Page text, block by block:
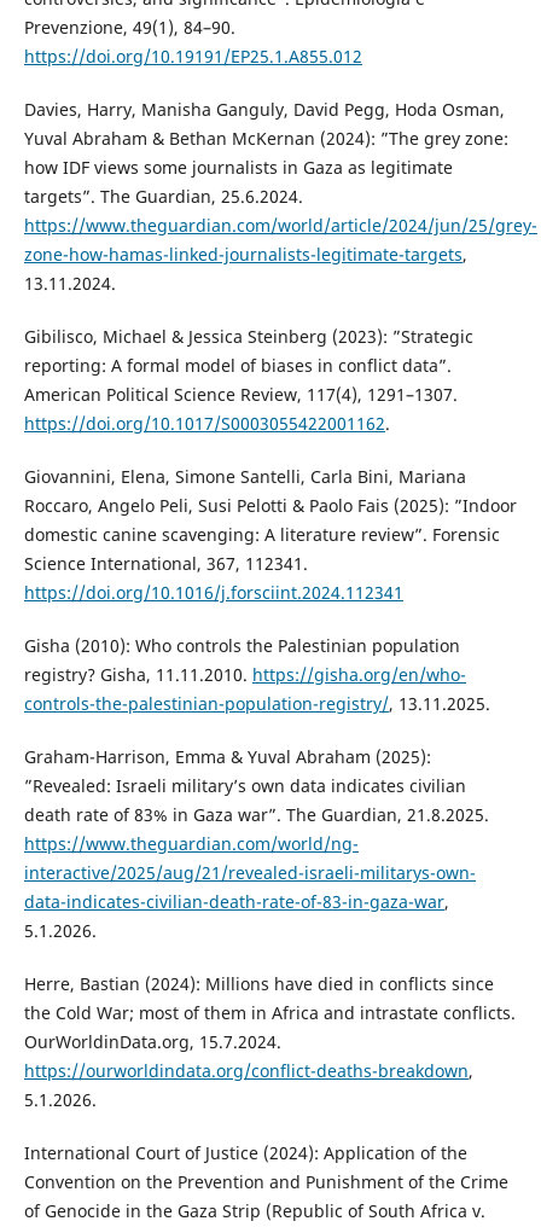
Prevenzione, 49(1), 84–90.
https://doi.org/10.19191/EP25.1.A855.012
Davies, Harry, Manisha Ganguly, David Pegg, Hoda Osman,
Yuval Abraham & Bethan McKernan (2024): ”The grey zone:
how IDF views some journalists in Gaza as legitimate
targets”. The Guardian, 25.6.2024.
https://www.theguardian.com/world/article/2024/jun/25/grey-
zone-how-hamas-linked-journalists-legitimate-targets,
13.11.2024.
Gibilisco, Michael & Jessica Steinberg (2023): ”Strategic
reporting: A formal model of biases in conflict data”.
American Political Science Review, 117(4), 1291–1307.
https://doi.org/10.1017/S0003055422001162.
Giovannini, Elena, Simone Santelli, Carla Bini, Mariana
Roccaro, Angelo Peli, Susi Pelotti & Paolo Fais (2025): ”Indoor
domestic canine scavenging: A literature review”. Forensic
Science International, 367, 112341.
https://doi.org/10.1016/j.forsciint.2024.112341
Gisha (2010): Who controls the Palestinian population
registry? Gisha, 11.11.2010. https://gisha.org/en/who-
controls-the-palestinian-population-registry/, 13.11.2025.
Graham-Harrison, Emma & Yuval Abraham (2025):
”Revealed: Israeli military’s own data indicates civilian
death rate of 83% in Gaza war”. The Guardian, 21.8.2025.
https://www.theguardian.com/world/ng-
interactive/2025/aug/21/revealed-israeli-militarys-own-
data-indicates-civilian-death-rate-of-83-in-gaza-war,
5.1.2026.
Herre, Bastian (2024): Millions have died in conflicts since
the Cold War; most of them in Africa and intrastate conflicts.
OurWorldinData.org, 15.7.2024.
https://ourworldindata.org/conflict-deaths-breakdown,
5.1.2026.
International Court of Justice (2024): Application of the
Convention on the Prevention and Punishment of the Crime
of Genocide in the Gaza Strip (Republic of South Africa v.